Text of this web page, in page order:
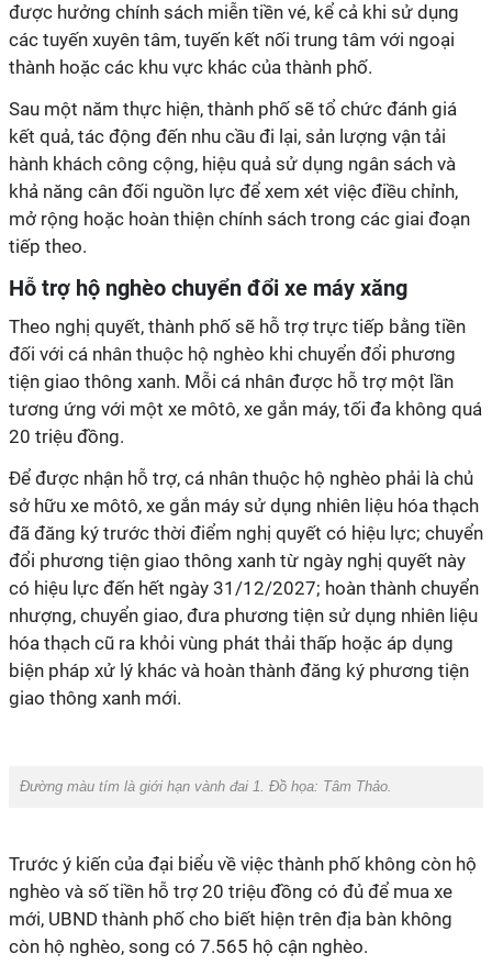
được hưởng chính sách miễn tiền vé, kể cả khi sử dụng
các tuyến xuyên tâm, tuyến kết nối trung tâm với ngoại
thành hoặc các khu vực khác của thành phố.
Sau một năm thực hiện, thành phố sẽ tổ chức đánh giá
kết quả, tác động đến nhu cầu đi lại, sản lượng vận tải
hành khách công cộng, hiệu quả sử dụng ngân sách và
khả năng cân đối nguồn lực để xem xét việc điều chỉnh,
mở rộng hoặc hoàn thiện chính sách trong các giai đoạn
tiếp theo.
Hỗ trợ hộ nghèo chuyển đổi xe máy xăng
Theo nghị quyết, thành phố sẽ hỗ trợ trực tiếp bằng tiền
đối với cá nhân thuộc hộ nghèo khi chuyển đổi phương
tiện giao thông xanh. Mỗi cá nhân được hỗ trợ một lần
tương ứng với một xe môtô, xe gắn máy, tối đa không quá
20 triệu đồng.
Để được nhận hỗ trợ, cá nhân thuộc hộ nghèo phải là chủ
sở hữu xe môtô, xe gắn máy sử dụng nhiên liệu hóa thạch
đã đăng ký trước thời điểm nghị quyết có hiệu lực; chuyển
đổi phương tiện giao thông xanh từ ngày nghị quyết này
có hiệu lực đến hết ngày 31/12/2027; hoàn thành chuyển
nhượng, chuyển giao, đưa phương tiện sử dụng nhiên liệu
hóa thạch cũ ra khỏi vùng phát thải thấp hoặc áp dụng
biện pháp xử lý khác và hoàn thành đăng ký phương tiện
giao thông xanh mới.
Đường màu tím là giới hạn vành đai 1. Đồ họa: Tâm Thảo.
Trước ý kiến của đại biểu về việc thành phố không còn hộ
nghèo và số tiền hỗ trợ 20 triệu đồng có đủ để mua xe
mới, UBND thành phố cho biết hiện trên địa bàn không
còn hộ nghèo, song có 7.565 hộ cận nghèo.